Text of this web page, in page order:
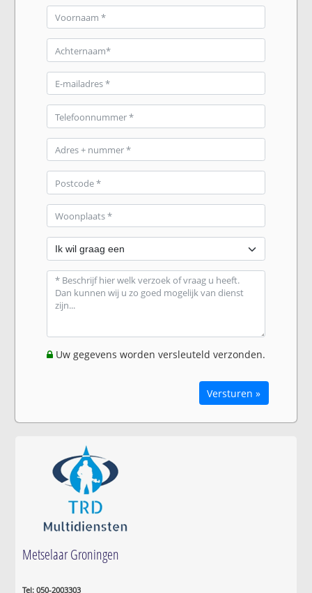
Uw gegevens worden versleuteld verzonden.
Versturen »
Metselaar Groningen
Tel: 050-2003303